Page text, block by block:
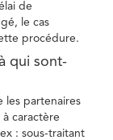
de
le cas
procédure.
qui sont-
les partenaires
caractère
: sous-traitant